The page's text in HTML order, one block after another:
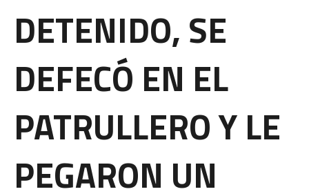
DETENIDO, SE
DEFECÓ EN EL
PATRULLERO Y LE
PEGARON UN